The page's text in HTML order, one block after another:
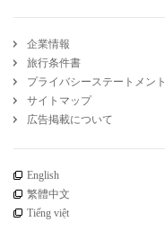
企業情報
旅行条件書
プライバシーステートメント
サイトマップ
広告掲載について
English
繁體中文
Tiếng việt